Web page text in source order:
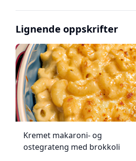
Lignende oppskrifter
Kremet makaroni- og
ostegrateng med brokkoli